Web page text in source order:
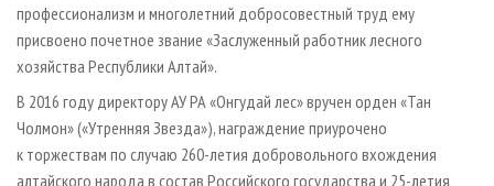
профессионализм и многолетний добросовестный труд ему
присвоено почетное звание «Заслуженный работник лесного
хозяйства Республики Алтай».
В 2016 году директору АУ РА «Онгудай лес» вручен орден «Тан
Чолмон» («Утренняя Звезда»), награждение приурочено
к торжествам по случаю 260-летия добровольного вхождения
алтайского народа в состав Российского государства и 25-летия